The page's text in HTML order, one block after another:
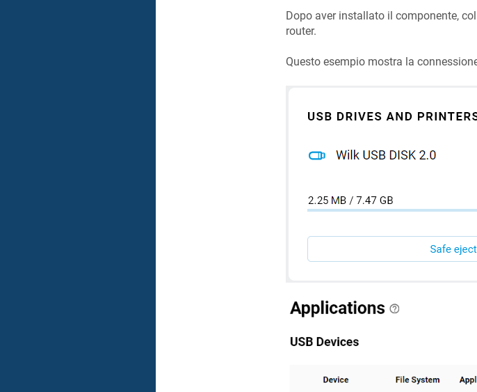
Dopo aver installato il componente,
router.
Questo esempio mostra la